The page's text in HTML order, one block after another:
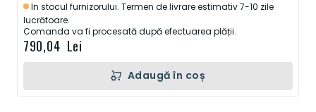
In stocul furnizorului. Termen de livrare estimativ 7-10 zile
lucrătoare.
Comanda va fi procesată după efectuarea plății.
790,04 Lei
Adaugă în coș